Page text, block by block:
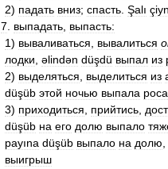
2) падать вниз; спасть Şalı
7
выпадать выпасть:
1) вываливаться вывалиться
лодки əlindən düşdü выпал из
2) выделяться выделиться из
düşüb этой ночью выпала роса
3) приходиться прийтись
düşüb на его долю выпало
payına düşüb выпало на долю
выигрыш